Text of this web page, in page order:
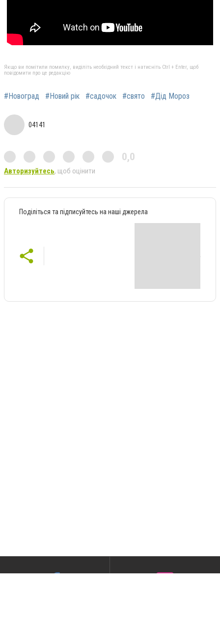
Якщо ви помітили помилку, виділіть необхідний текст і натисніть Ctrl + Enter, щоб
повідомити про це редакцію
#Новоград #Новий рік #садочок #свято #Дід Мороз
04141
0,0
Авторизуйтесь, щоб оцінити
Поділіться та підписуйтесь на наші джерела